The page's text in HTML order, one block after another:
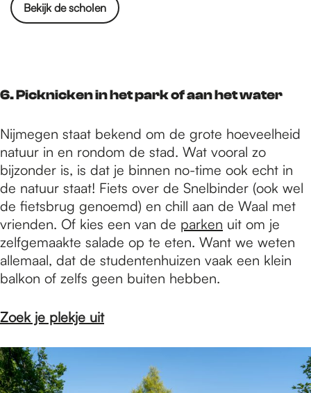
Bekijk de scholen
6. Picknicken in het park of aan het water
Nijmegen staat bekend om de grote hoeveelheid
natuur in en rondom de stad. Wat vooral zo
bijzonder is, is dat je binnen no-time ook echt in
de natuur staat! Fiets over de Snelbinder (ook wel
de fietsbrug genoemd) en chill aan de Waal met
vrienden. Of kies een van de parken uit om je
zelfgemaakte salade op te eten. Want we weten
allemaal, dat de studentenhuizen vaak een klein
balkon of zelfs geen buiten hebben.
Zoek je plekje uit